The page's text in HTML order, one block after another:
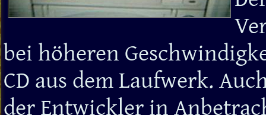
bei höheren
CD aus dem Laufwerk.
der Entwickler in